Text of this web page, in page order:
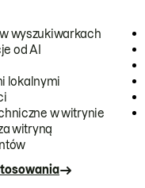
wyszukiwarkach
od AI
lokalnymi
w witrynie
witryną